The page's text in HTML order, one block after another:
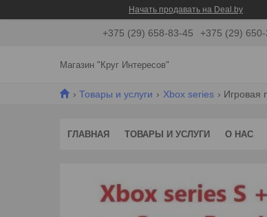
Начать продавать на Deal.by
+375 (29) 658-83-45 +375 (29)
Магазин "Круг Интересов"
Товары и услуги Xbox series Игровая
ГЛАВНАЯ ТОВАРЫ И УСЛУГИ О НАС